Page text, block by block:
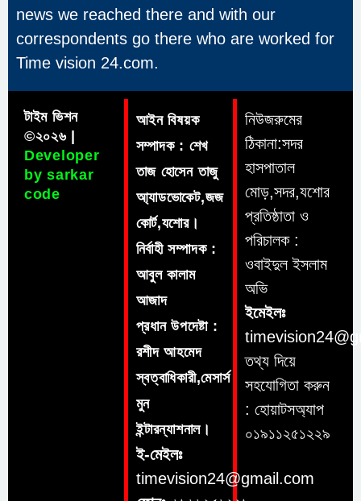
news we reached there and with our
correspondents go there who are worked for
Time vision 24.com.
টাইম ভিশন
©২০২৬ |
Developer
by sarkar
code
আইন বিষয়ক
সম্পাদক : শেখ
তাজ হোসেন তাজু
আ্যাডভোকেট,জজ
কোর্ট,যশোর।
নির্বাহী সম্পাদক :
আবুল কালাম
আজাদ
প্রধান উপদেষ্টা :
রশীদ আহমেদ
স্বত্বাধিকারী,মেসার্স
মুন
ইন্টারন্যাশনাল।
ই-মেইলঃ
timevision24@gmail.com
নিউজরুমের
ঠিকানা:সদর
হাসপাতাল
মোড়,সদর,যশোর
প্রতিষ্ঠাতা ও
পরিচালক :
ওবাইদুল ইসলাম
অভি
ইমেইলঃ
তথ্য দিয়ে
সহযোগিতা করুন
: হোয়াটসঅ্যাপ
০১৯১১২৫১২২৯